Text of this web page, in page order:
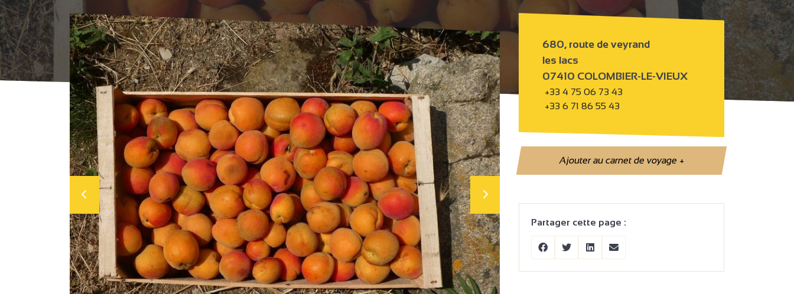
680, route de veyrand
les lacs
07410 COLOMBIER-LE-VIEUX
+33 4 75 06 73 43
+33 6 71 86 55 43
Ajouter au carnet de voyage+
Partager cette page :